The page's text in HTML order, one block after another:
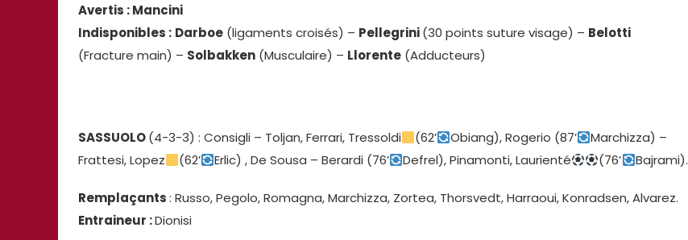
Avertis : Mancini
Indisponibles : Darboe (ligaments croisés) – Pellegrini(30 points suture visage) – Belotti
(Fracture main) – Solbakken (Musculaire) – Llorente (Adducteurs)
SASSUOLO(4-3-3) : Consigli – Toljan, Ferrari, Tressoldi (62’ Obiang), Rogerio (87’
Marchizza) –
Frattesi, Lopez
(62’ Erlic) , De Sousa – Berardi (76’ Defrel), Pinamonti, Laurienté (76’ Bajrami).
Remplaçants: Russo, Pegolo, Romagna, Marchizza, Zortea, Thorsvedt, Harraoui, Konradsen, Alvarez.
Entraineur :Dionisi